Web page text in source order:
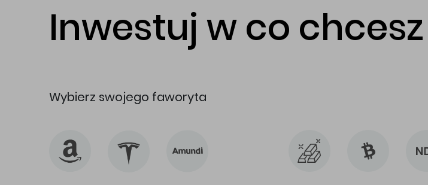
Inwestuj w co chcesz
Wybierz swojego faworyta